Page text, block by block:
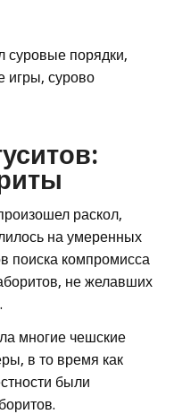
суровые порядки,
игры, сурово
раскол,
на умеренных
поиска компромисса
не желавших
многие чешские
в то время как
были